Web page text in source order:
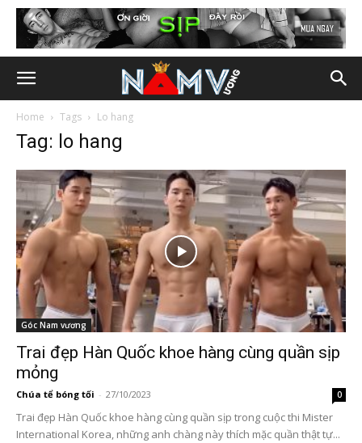
Home Tags Lo hang
Tag: lo hang
Góc Nam vương
Trai đẹp Hàn Quốc khoe hàng cùng quần sịp
mỏng
Chúa tể bóng tối - 27/10/2023 0
Trai đẹp Hàn Quốc khoe hàng cùng quần sịp trong cuộc thi Mister
International Korea, những anh chàng này thích mặc quần thật tự...